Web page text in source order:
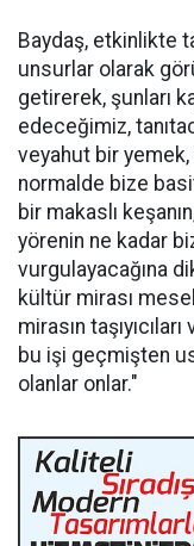
Baydaş, etkinlikte
unsurlar olarak
getirerek, şunları
edeceğimiz,
veyahut bir
normalde bize
bir makaslı
yörenin ne kadar
vurgulayacağına
kültür mirası
mirasın
bu işi geçmişten
olanlar onlar."